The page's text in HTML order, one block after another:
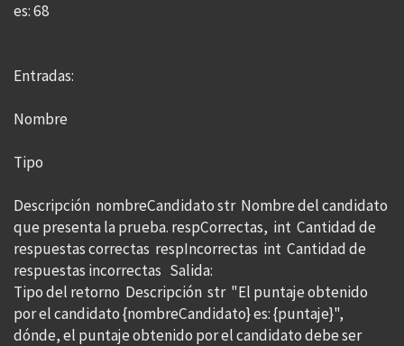
es: 68
Entradas:
Nombre
Tipo
Descripción nombreCandidato str Nombre del candidato
que presenta la prueba. respCorrectas, int Cantidad de
respuestas correctas respIncorrectas int Cantidad de
respuestas incorrectas Salida:
Tipo del retorno Descripción str "El puntaje obtenido
por el candidato {nombreCandidato} es: {puntaje}",
dónde, el puntaje obtenido por el candidato debe ser